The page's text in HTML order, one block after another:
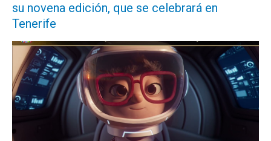
su novena edición, que se celebrará en
Tenerife